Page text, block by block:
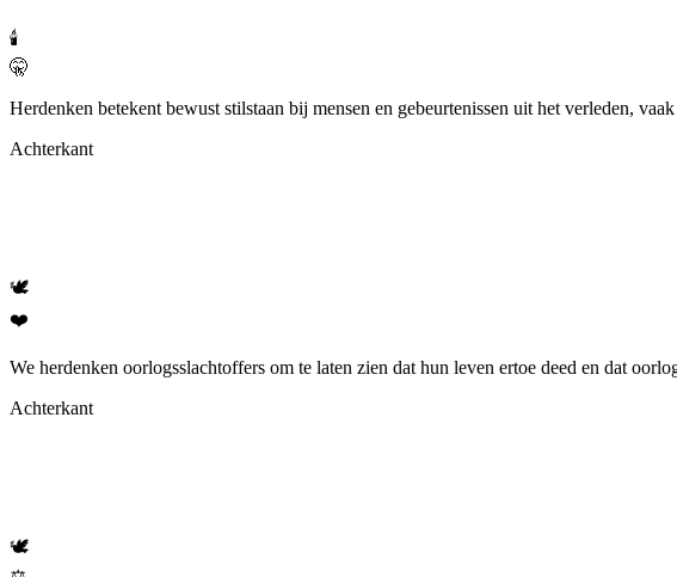
🕯️
🤫
Herdenken betekent bewust stilstaan bij mensen en gebeurtenissen uit het verleden,
Achterkant
🕊️
❤️
We herdenken oorlogsslachtoffers om te laten zien dat hun leven ertoe deed en dat
Achterkant
🕊️